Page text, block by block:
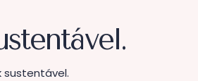
sustentável.